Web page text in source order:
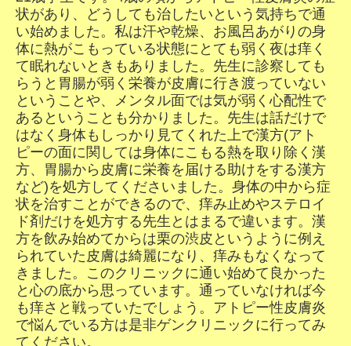
状があり、どうしても治したいという気持ちで通
い始めました。私は汗や乾燥、お風呂あがりの身
体に熱がこもっている状態にとても弱く夜は痒く
て眠れないときもありました。先生に診察しても
らうと胃腸が弱く栄養が皮膚に行き渡っていない
ということや、メンタル面では気が弱く心配性で
あるということも分かりました。先生は話だけで
はなく身体もしっかり見てくれた上で漢方(アト
ピーの面に関しては身体にこもる熱を取り除く漢
方、胃腸から皮膚に栄養を届ける助けをする漢方
など)を処方してくださいました。身体の中から症
状を治すことができるので、痒み止めやステロイ
ド剤だけを処方する先生とはまるで違います。漢
方を飲み始めてからは栗の渋皮というように例え
られていた皮膚は綺麗になり、痒みもなくなって
きました。このクリニックに通い始めて良かった
と心の底から思っています。通っていなければ今
も痒さと戦っていたでしょう。アトピー性皮膚炎
で悩んでいる方は是非ゲンクリニックに行ってみ
てください。